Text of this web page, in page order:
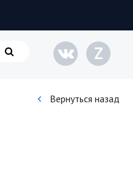
Z
Вернуться назад